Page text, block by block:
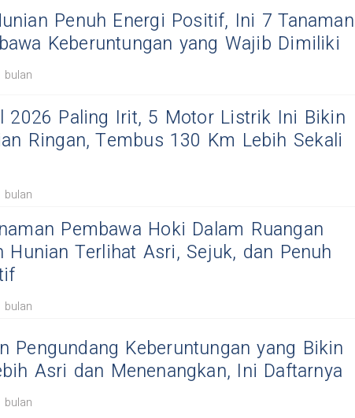
Penuh Energi Positif, Ini 7 Tanaman
Keberuntungan yang Wajib Dimiliki
bulan
2026 Paling Irit, 5 Motor Listrik Ini Bikin
Ringan, Tembus 130 Km Lebih Sekali
bulan
Pembawa Hoki Dalam Ruangan
Hunian Terlihat Asri, Sejuk, dan Penuh
bulan
Pengundang Keberuntungan yang Bikin
Asri dan Menenangkan, Ini Daftarnya
bulan